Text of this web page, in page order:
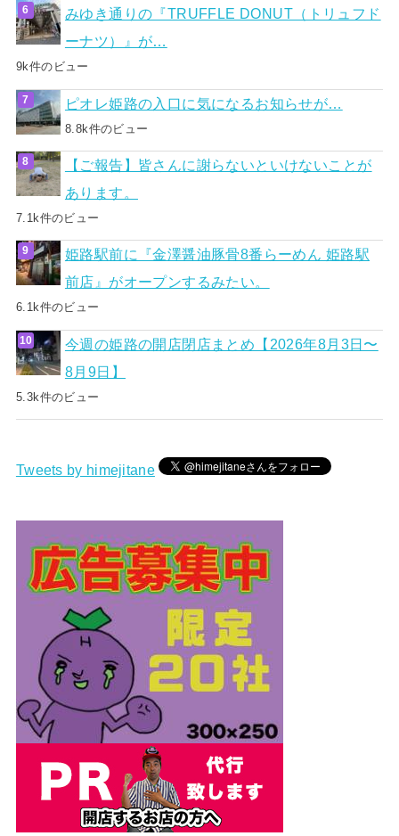
みゆき通りの『TRUFFLE DONUT（トリュフド
ーナツ）』が…
9k件のビュー
ピオレ姫路の入口に気になるお知らせが…
8.8k件のビュー
【ご報告】皆さんに謝らないといけないことが
あります。
7.1k件のビュー
姫路駅前に『金澤醤油豚骨8番らーめん 姫路駅
前店』がオープンするみたい。
6.1k件のビュー
今週の姫路の開店閉店まとめ【2026年8月3日〜
8月9日】
5.3k件のビュー
Tweets by himejitane